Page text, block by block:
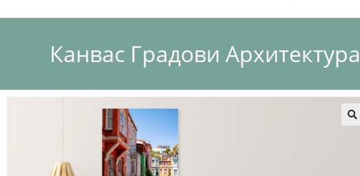
Канвас Градови Архитектура